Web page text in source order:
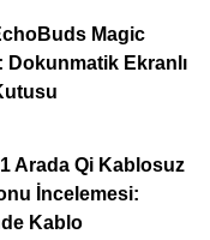
Magic
Dokunmatik Ekranlı
Arada Qi Kablosuz
İncelemesi:
Kablo